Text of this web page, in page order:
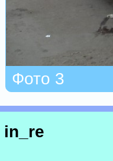
Фото 3
in_re